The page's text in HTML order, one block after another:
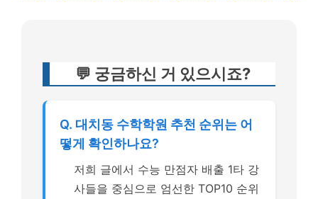
💬 궁금하신 거 있으시죠?
Q. 대치동 수학학원 추천 순위는 어
떻게 확인하나요?
저희 글에서 수능 만점자 배출 1타 강
사들을 중심으로 엄선한 TOP10 순위